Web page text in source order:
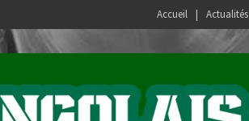
Accueil Actualités